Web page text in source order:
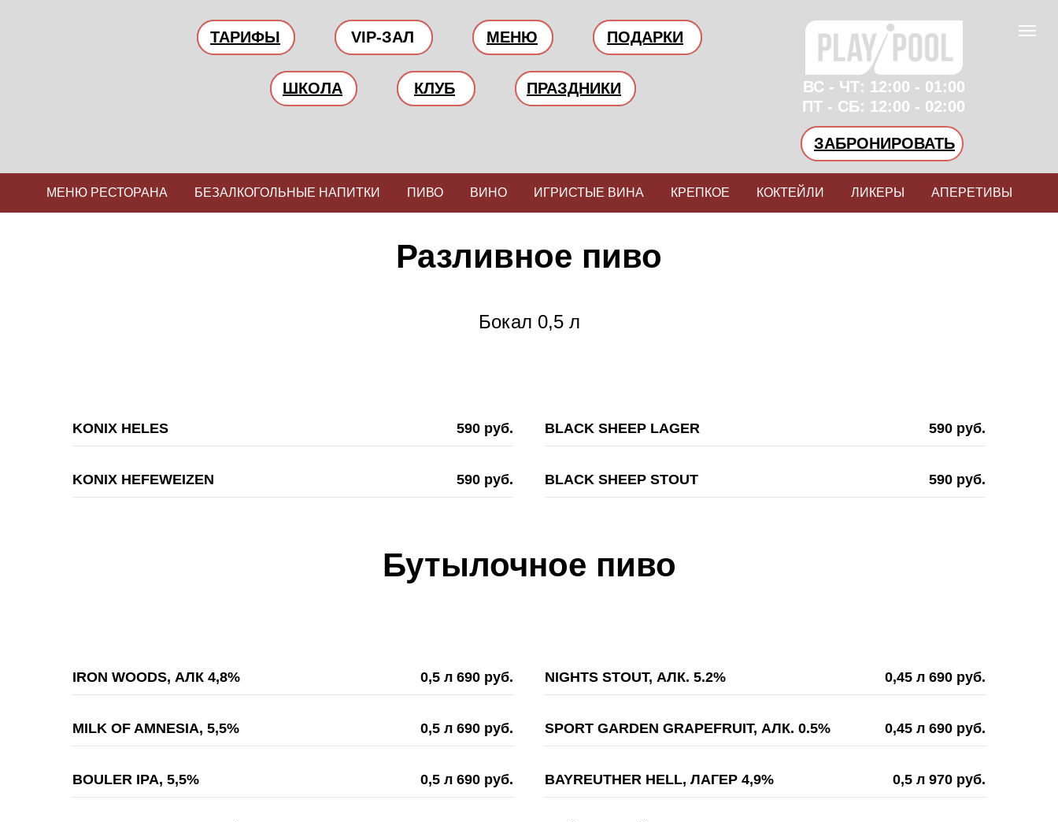
ВС - ЧТ: 12:00 - 01:00
ПТ - СБ: 12:00 - 02:00
ПОДАРКИ
МЕНЮ
ПРАЗДНИКИ
КЛУБ
ШКОЛА
ТАРИФЫ
ЗАБРОНИРОВАТЬ
VIP-ЗАЛ
МЕНЮ РЕСТОРАНА БЕЗАЛКОГОЛЬНЫЕ НАПИТКИ ПИВО ВИНО ИГРИСТЫЕ ВИНА КРЕПКОЕ КОКТЕЙЛИ ЛИКЕРЫ АПЕРЕТИВЫ
Разливное пиво
Бокал 0,5 л
KONIX HELES 590 руб.
KONIX HEFEWEIZEN 590 руб.
BLACK SHEEP LAGER 590 руб.
BLACK SHEEP STOUT 590 руб.
Бутылочное пиво
IRON WOODS, АЛК 4,8% 0,5 л 690 руб.
MILK OF AMNESIA, 5,5% 0,5 л 690 руб.
BOULER IPA, 5,5% 0,5 л 690 руб.
NIGHTS STOUT, АЛК. 5.2% 0,45 л 690 руб.
SPORT GARDEN GRAPEFRUIT, АЛК. 0.5% 0,45 л 690 руб.
BAYREUTHER HELL, ЛАГЕР 4,9% 0,5 л 970 руб.